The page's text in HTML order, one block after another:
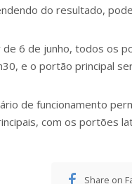
do resultado,
de 6 de junho, todos os
e o portão principal
de funcionamento
com os portões
Share on